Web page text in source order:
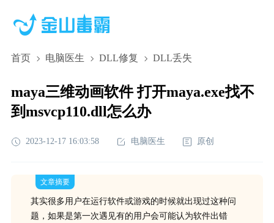
首页 电脑医生 DLL修复 DLL丢失
maya三维动画软件 打开maya.exe找不
到msvcp110.dll怎么办
2023-12-17 16:03:58 电脑医生 原创
文章摘要
其实很多用户在运行软件或游戏的时候就出现过这种问
题，如果是第一次遇见有的用户会可能认为软件出错